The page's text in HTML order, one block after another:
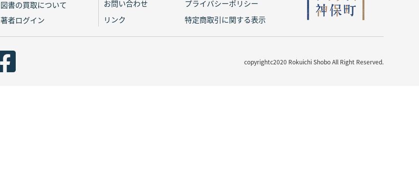
図書の買取について
著者ログイン
お問い合わせ
プライバシーポリシー
リンク
特定商取引に関する表示
copyrightc2020 Rokuichi Shobo All Right Reserved.